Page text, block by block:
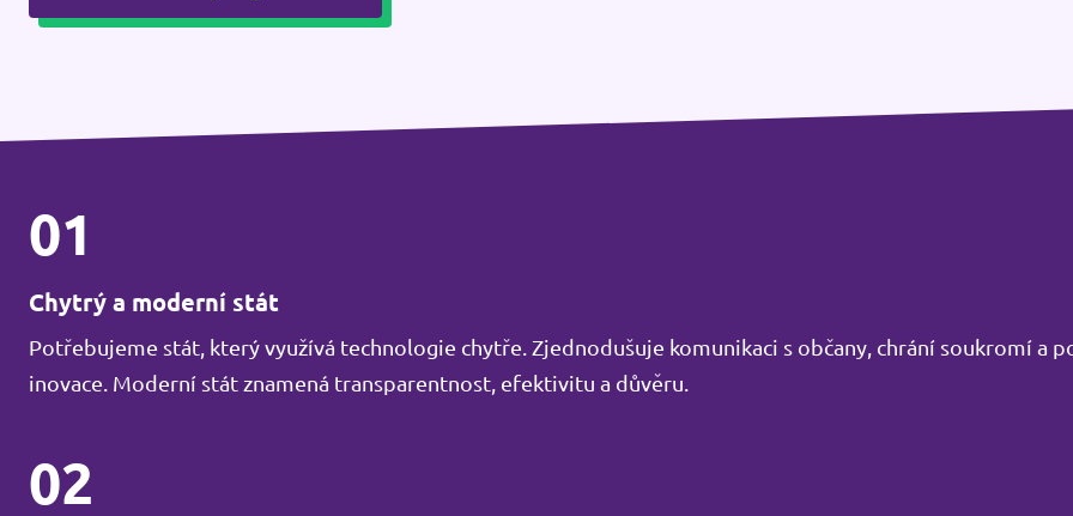
01
Chytrý a moderní stát
Potřebujeme stát, který využívá technologie chytře. Zjednodušuje komunikaci s občany, chrání soukromí a
inovace. Moderní stát znamená transparentnost, efektivitu a důvěru.
02